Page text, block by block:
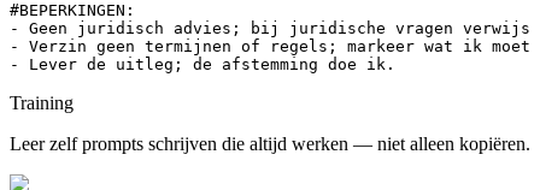
#BEPERKINGEN:
- Geen juridisch advies; bij juridische vragen
- Verzin geen termijnen of regels; markeer wat ik moet
- Lever de uitleg; de afstemming doe ik.
Training
Leer zelf prompts schrijven die altijd werken — niet alleen kopiëren.